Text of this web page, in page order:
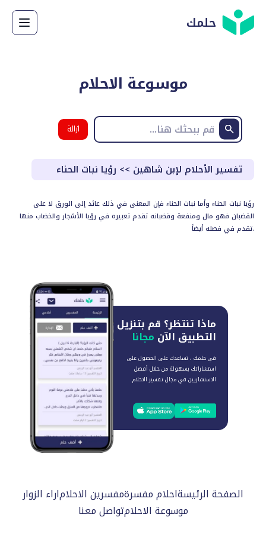
حلمك
موسوعة الاحلام
ازالة
البحث
تفسير الأحلام لإبن شاهين >> رؤيا نبات الحناء
رؤيا نبات الحناء وأما نبات الحناء فإن المعنى في ذلك عائد إلى الورق لا على
القضبان فهو مال ومنفعة وقضبانه تقدم تعبيره في رؤيا الأشجار والخضاب منها
تقدم في فصله أيضاً.
ماذا تنتظر؟ قم بتنزيل
التطبيق الآن مجانا
في حلمك ، نساعدك على الحصول على
استشاراتك بسهولة من خلال أفضل
الاستشاريين في مجال تفسير الاحلام
الصفحة الرئيسةاحلام مفسرةمفسرين الاحلاماراء الزوار
موسوعة الاحلامتواصل معنا